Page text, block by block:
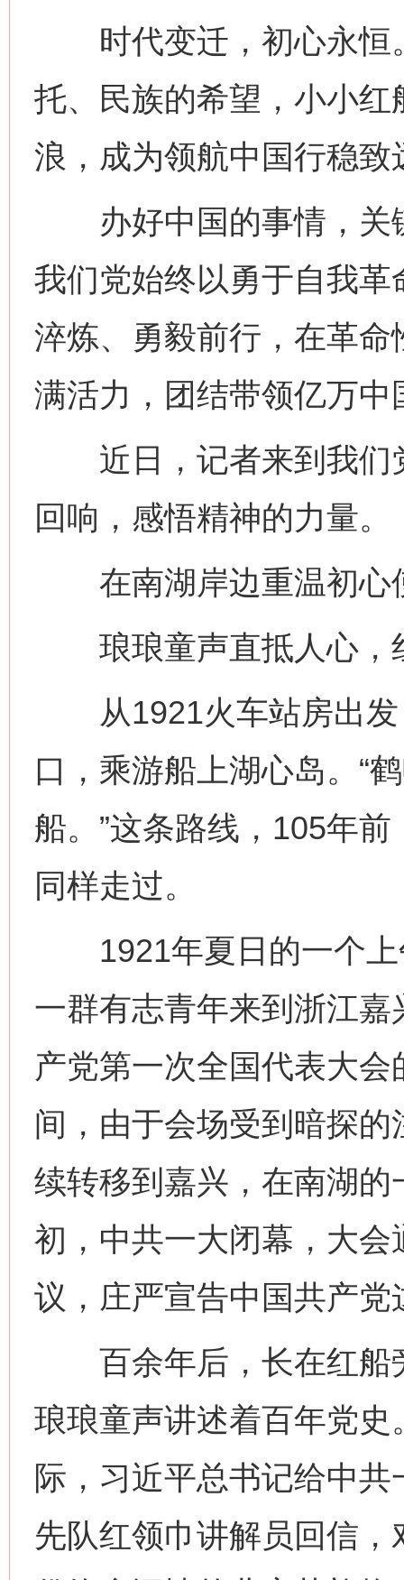
时代变迁，初心永恒
托、民族的希望，小小
浪，成为领航中国行稳致
办好中国的事情，关
我们党始终以勇于自我
淬炼、勇毅前行，在革
满活力，团结带领亿万
近日，记者来到我们
回响，感悟精神的力量。
在南湖岸边重温初
琅琅童声直抵人心，
从1921火车站房出发
口，乘游船上湖心岛。“
船。”这条路线，105年
同样走过。
1921年夏日的一个上
一群有志青年来到浙江
产党第一次全国代表大
间，由于会场受到暗探
续转移到嘉兴，在南湖
初，中共一大闭幕，大
议，庄严宣告中国共产
百余年后，长在红船
琅琅童声讲述着百年党史
际，习近平总书记给中
先队红领巾讲解员回信